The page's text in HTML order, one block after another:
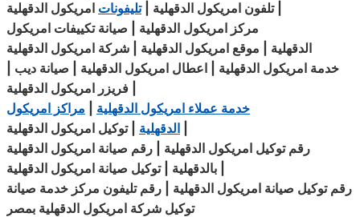
تلفون امريكول الدقهلية |تليفونات امريكول الدقهلية
|
مركز امريكول الدقهلية صيانة تكييفات امريكول
الدقهلية
موقع امريكول الدقهلية | شركة امريكول الدقهلية
خدمة امريكول الدقهلية | اعطال امريكول الدقهلية | صيانة ديب
فريزر امريكول الدقهلية
خدمة عملاء امريكول الدقهلية
مراكز امريكول
الدقهلية |توكيل امريكول الدقهلية
رقم توكيل امريكول الدقهلية | رقم صيانة امريكول الدقهلية
بالدقهلية | توكيل صيانة امريكول الدقهلية
رقم توكيل صيانة امريكول الدقهلية | رقم تليفون مركز خدمة صيانة
توكيل شركة امريكول الدقهلية بمصر